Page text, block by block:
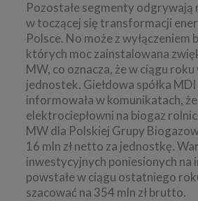
Pozostałe segmenty odgrywają
w toczącej się transformacji
Polsce. No może z wyłączeniem
których moc zainstalowana
MW, co oznacza, że w ciągu
jednostek. Giełdowa spółka
informowała w komunikatach,
elektrociepłowni na biogaz
MW dla Polskiej Grupy
16 mln zł netto za jednostkę.
inwestycyjnych poniesionych na
powstałe w ciągu ostatniego
szacować na 354 mln zł brutto.